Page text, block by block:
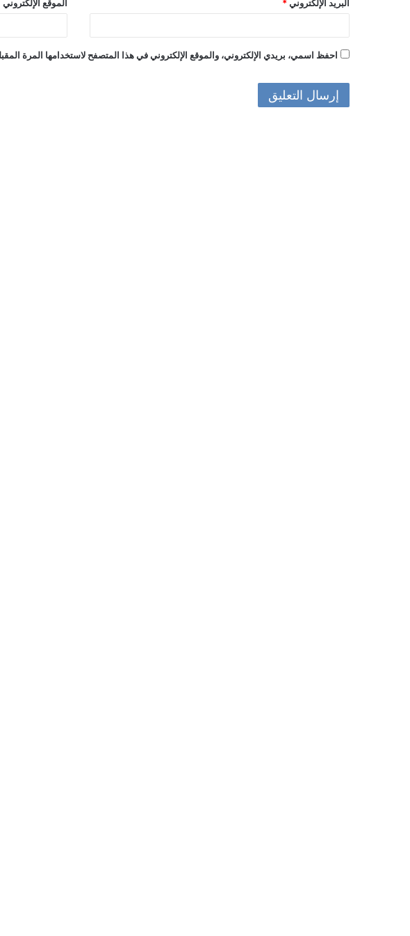
البريد الإلكتروني * الموقع الإلكتروني
احفظ اسمي، بريدي الإلكتروني، والموقع الإلكتروني في هذا المتصفح لاستخدامها المرة